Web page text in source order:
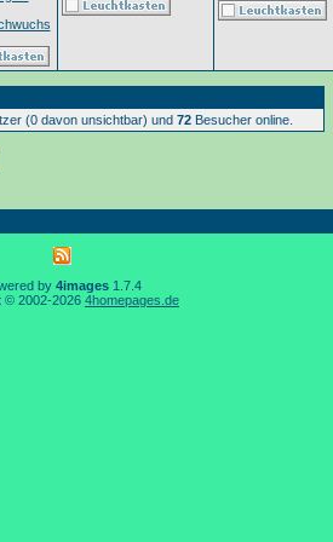
(0 davon unsichtbar) und 72Besucher online.
by 4images 1.7.4
© 2002-2026 4homepages.de